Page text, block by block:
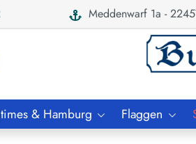
Meddenwarf 1a -
& Hamburg Flaggen